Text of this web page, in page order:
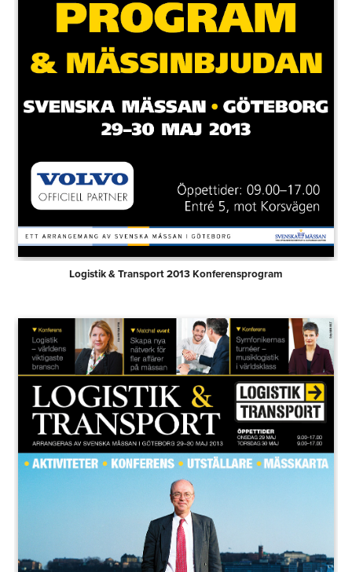
Logistik & Transport 2013 Konferensprogram